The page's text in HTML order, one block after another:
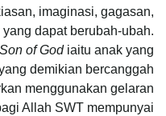
imaginasi, gagasan,
dapat berubah-ubah.
Son of Godiaitu anak yang
demikian bercanggah
menggunakan gelaran
Allah SWT mempunyai